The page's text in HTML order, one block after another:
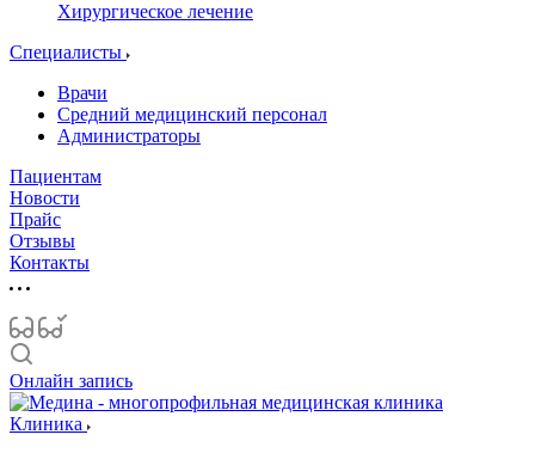
Хирургическое лечение
Специалисты
Врачи
Средний медицинский персонал
Администраторы
Пациентам
Новости
Прайс
Отзывы
Контакты
Онлайн запись
Клиника